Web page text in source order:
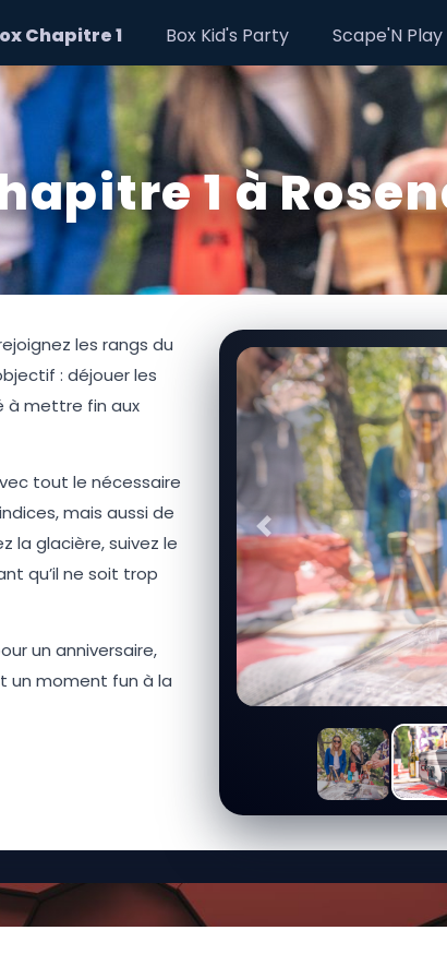
Chapitre 1 Box Kid's Party Scape'N Play
1 à
les rangs du
: déjouer les
à mettre fin aux
tout le nécessaire
mais aussi de
la glacière, suivez le
qu’il ne soit trop
un anniversaire,
un moment fun à la
Précédent